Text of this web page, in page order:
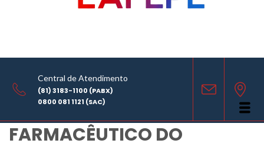
Central de Atendimento
(81) 3183-1100 (PABX)
0800 081 1121 (SAC)
COMPARTILHE
LABORATÓRIO
FARMACÊUTICO DO